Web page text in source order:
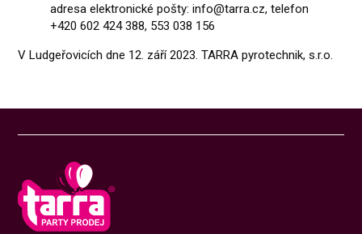
adresa elektronické pošty:info@tarra.cz, telefon
+420 602 424 388, 553 038 156
V Ludgeřovicích dne 12. září 2023. TARRA pyrotechnik, s.r.o.